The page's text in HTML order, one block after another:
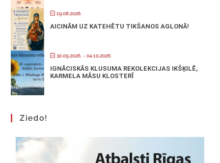
19.08.2026.
AICINĀM UZ KATEHĒTU TIKŠANOS AGLONĀ!
30.09.2026. - 04.10.2026.
IGNĀCISKĀS KLUSUMA REKOLEKCIJAS IKŠĶILĒ,
KARMELA MĀSU KLOSTERĪ
Ziedo!